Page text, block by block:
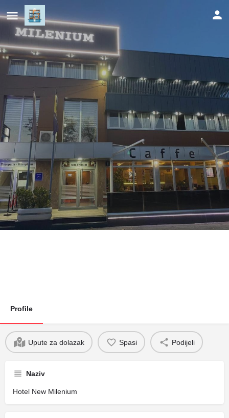
Hotel New Milenium
Cijena (po danu)
147KM
Profile
Upute za dolazak Spasi Podijeli
Naziv
Hotel New Milenium